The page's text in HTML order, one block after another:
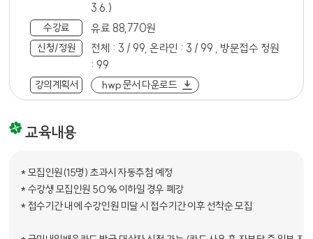
3.6.)
수강료 유료 88,770원
신청/정원
전체 : 3 / 99, 온라인 : 3 / 99 , 방문접수 정원
: 99
강의계획서 hwp 문서 다운로드
교육내용
* 모집인원(15명) 초과시 자동추첨 예정
* 수강생 모집인원 50% 이하일 경우 폐강
* 접수기간 내에 수강인원 미달 시 접수기간 이후 선착순 모집